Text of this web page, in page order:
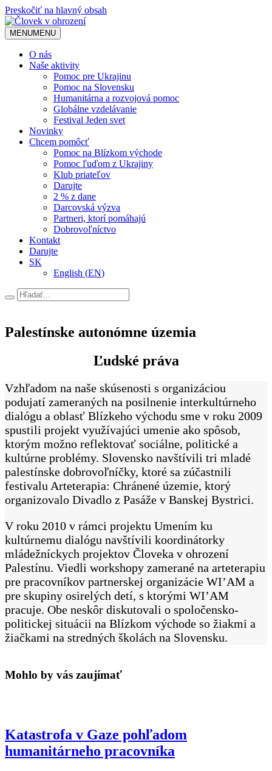
Preskočiť na hlavný obsah
MENUMENU
O nás
Naše aktivity
Pomoc pre Ukrajinu
Pomoc na Slovensku
Humanitárna a rozvojová pomoc
Globálne vzdelávanie
Festival Jeden svet
Novinky
Chcem pomôcť
Pomoc na Blízkom východe
Pomoc ľuďom z Ukrajiny
Klub priateľov
Darujte
2 % z dane
Darcovská výzva
Partneri, ktorí pomáhajú
Dobrovoľníctvo
Kontakt
Darujte
SK
English (EN)
Hľadať
Palestínske autonómne územia
Ľudské práva
Vzhľadom na naše skúsenosti s organizáciou
podujatí zameraných na posilnenie interkultúrneho
dialógu a oblasť Blízkeho východu sme v roku 2009
spustili projekt využívajúci umenie ako spôsob,
ktorým možno reflektovať sociálne, politické a
kultúrne problémy. Slovensko navštívili tri mladé
palestínske dobrovoľníčky, ktoré sa zúčastnili
festivalu Arteterapia: Chránené územie, ktorý
organizovalo Divadlo z Pasáže v Banskej Bystrici.
V roku 2010 v rámci projektu Umením ku
kultúrnemu dialógu navštívili koordinátorky
mládežníckych projektov Človeka v ohrození
Palestínu. Viedli workshopy zamerané na arteterapiu
pre pracovníkov partnerskej organizácie WI’AM a
pre skupiny osirelých detí, s ktorými WI’AM
pracuje. Obe neskôr diskutovali o spoločensko-
politickej situácii na Blízkom východe so žiakmi a
žiačkami na stredných školách na Slovensku.
Mohlo by vás zaujímať
Katastrofa v Gaze pohľadom
humanitárneho pracovníka